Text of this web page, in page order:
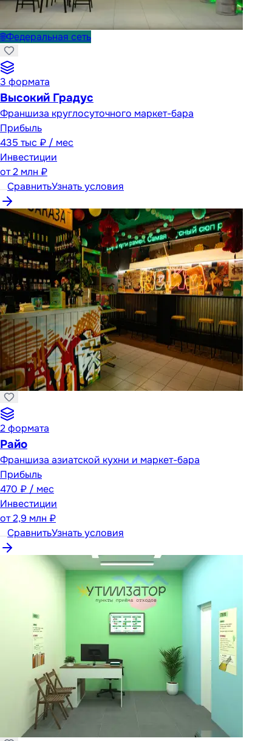
🌐Федеральная сеть
3 формата
Высокий Градус
Франшиза круглосуточного маркет-бара
Прибыль
435 тыс ₽ / мес
Инвестиции
от2 млн ₽
СравнитьУзнать условия
2формата
Райо
Франшиза азиатской кухни и маркет-бара
Прибыль
470 ₽ / мес
Инвестиции
от2,9 млн ₽
СравнитьУзнать условия